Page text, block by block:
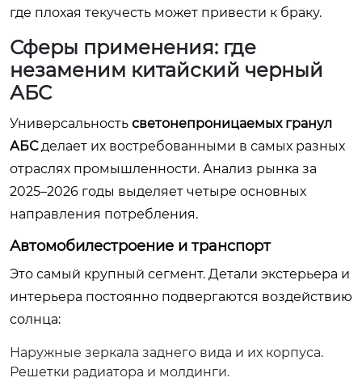
где плохая текучесть может привести к браку.
Сферы применения: где
незаменим китайский черный
АБС
Универсальность светонепроницаемых гранул
АБСделает их востребованными в самых разных
отраслях промышленности. Анализ рынка за
2025–2026 годы выделяет четыре основных
направления потребления.
Автомобилестроение и транспорт
Это самый крупный сегмент. Детали экстерьера и
интерьера постоянно подвергаются воздействию
солнца:
Наружные зеркала заднего вида и их корпуса.
Решетки радиатора и молдинги.